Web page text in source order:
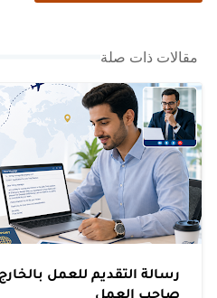
مقالات ذات صلة
رسالة التقديم للعمل
صاحب العمل